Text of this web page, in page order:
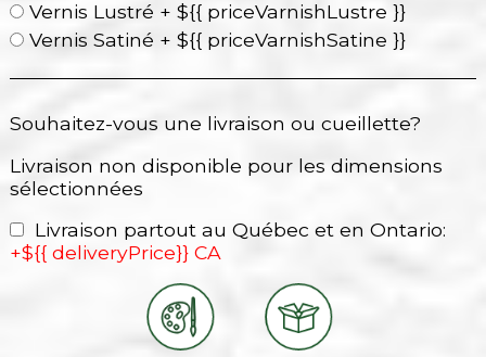
Vernis Lustré + ${{ priceVarnishLustre }}
Vernis Satiné + ${{ priceVarnishSatine }}
Souhaitez-vous une livraison ou cueillette?
Livraison non disponible pour les dimensions
sélectionnées
Livraison partout au Québec et en Ontario:
+${{ deliveryPrice}} CA